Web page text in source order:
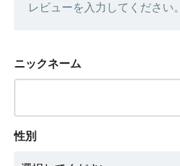
レビューを入力してください。
ニックネーム
性別